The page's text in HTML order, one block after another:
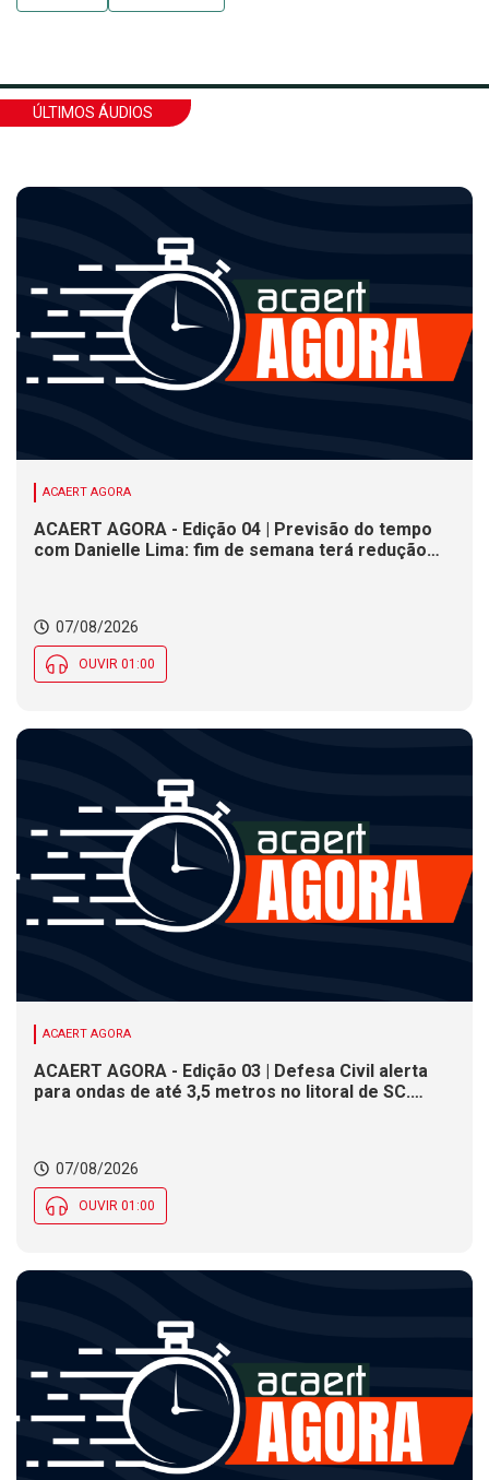
ÚLTIMOS ÁUDIOS
ACAERT AGORA
ACAERT AGORA - Edição 04 | Previsão do tempo
com Danielle Lima: fim de semana terá redução
07/08/2026
OUVIR 01:00
ACAERT AGORA
ACAERT AGORA - Edição 03 | Defesa Civil alerta
para ondas de até 3,5 metros no litoral de SC.
07/08/2026
OUVIR 01:00